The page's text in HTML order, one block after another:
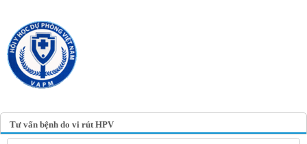
Tư vấn bệnh do vi rút HPV